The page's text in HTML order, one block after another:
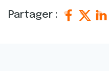
Partager :